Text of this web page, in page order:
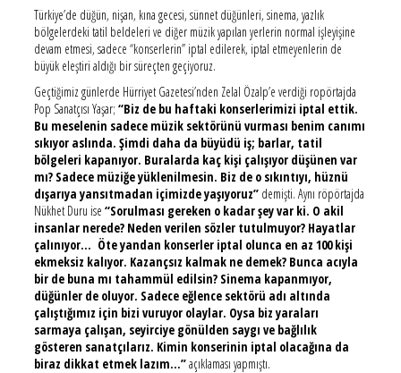
Türkiye’de düğün, nişan, kına gecesi, sünnet düğünleri, sinema, yazlık
bölgelerdeki tatil beldeleri ve diğer müzik yapılan yerlerin normal işleyişine
devam etmesi, sadece “konserlerin” iptal edilerek, iptal etmeyenlerin de
büyük eleştiri aldığı bir süreçten geçiyoruz.
Geçtiğimiz günlerde Hürriyet Gazetesi’nden Zelal Özalp’e verdiği ropörtajda
Pop Sanatçısı Yaşar; “Biz de bu haftaki konserlerimizi iptal ettik.
Bu meselenin sadece müzik sektörünü vurması benim canımı
sıkıyor aslında. Şimdi daha da büyüdü iş; barlar, tatil
bölgeleri kapanıyor. Buralarda kaç kişi çalışıyor düşünen var
mı? Sadece müziğe yüklenilmesin. Biz de o sıkıntıyı, hüznü
dışarıya yansıtmadan içimizde yaşıyoruz”demişti. Aynı röpörtajda
Nükhet Duru ise “Sorulması gereken o kadar şey var ki. O akil
insanlar nerede? Neden verilen sözler tutulmuyor? Hayatlar
çalınıyor... Öte yandan konserler iptal olunca en az 100 kişi
ekmeksiz kalıyor. Kazançsız kalmak ne demek? Bunca acıyla
bir de buna mı tahammül edilsin? Sinema kapanmıyor,
düğünler de oluyor. Sadece eğlence sektörü adı altında
çalıştığımız için bizi vuruyor olaylar. Oysa biz yaraları
sarmaya çalışan, seyirciye gönülden saygı ve bağlılık
gösteren sanatçılarız. Kimin konserinin iptal olacağına da
biraz dikkat etmek lazım...”açıklaması yapmıştı.